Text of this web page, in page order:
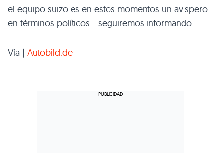
el equipo suizo es en estos momentos un avispero
en términos políticos… seguiremos informando.
Vía | Autobild.de